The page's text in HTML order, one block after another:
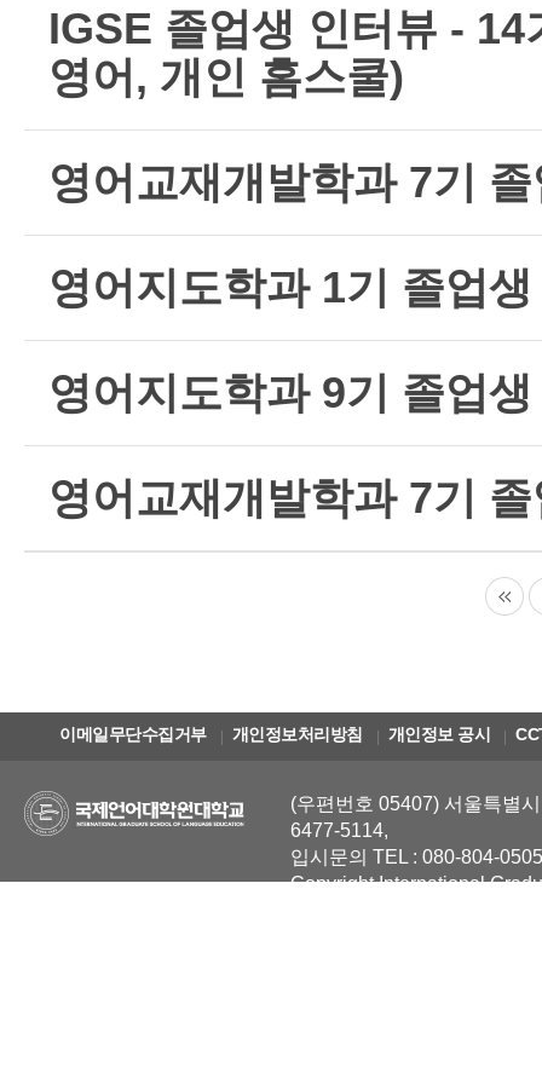
IGSE 졸업생 인터뷰 -
영어, 개인 홈스쿨)
영어교재개발학과 7기
영어지도학과 1기 졸업
영어지도학과 9기 졸업
영어교재개발학과 7기
이메일무단수집거부 개인정보처리방침 개인정보 공시
(우편번호 05407) 서울특별
6477-5114,
입시문의 TEL : 080-804-
Copyright International